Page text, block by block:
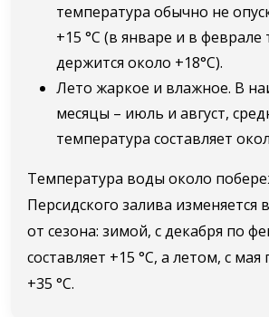
температура обычно не
+15 °С (в январе и в феврале
держится около +18°С).
Лето жаркое и влажное. В
месяцы – июль и август,
температура составляет
Температура воды около
Персидского залива изменяется
от сезона: зимой, с декабря по
составляет +15 °C, а летом, с мая
+35 °C.